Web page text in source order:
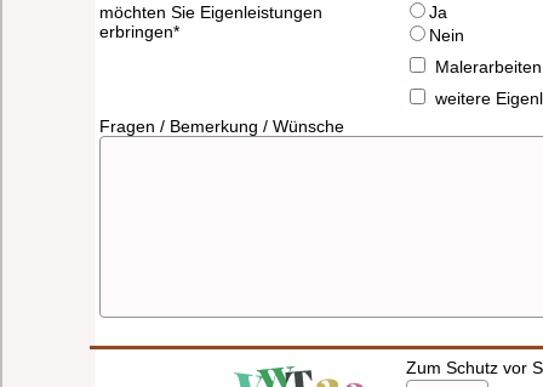
möchten Sie Eigenleistungen
erbringen*
Ja
Nein
weitere
Fragen / Bemerkung / Wünsche
Zum Schutz vor